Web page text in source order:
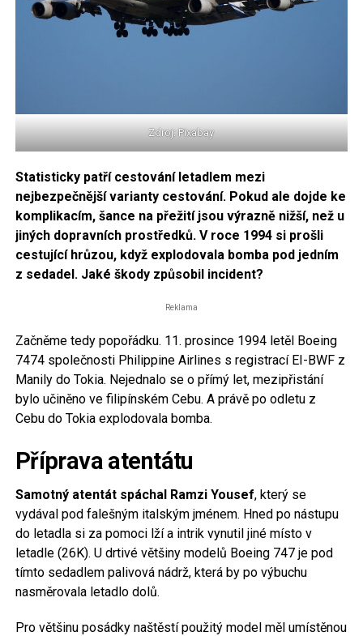
Zdroj: Pixabay
Statisticky patří cestování letadlem mezi
nejbezpečnější varianty cestování. Pokud ale dojde ke
komplikacím, šance na přežití jsou výrazně nižší, než u
jiných dopravních prostředků. V roce 1994 si prošli
cestující hrůzou, když explodovala bomba pod jedním
z sedadel. Jaké škody způsobil incident?
Reklama
Začněme tedy popořádku. 11. prosince 1994 letěl Boeing
7474 společnosti Philippine Airlines s registrací EI-BWF z
Manily do Tokia. Nejednalo se o přímý let, mezipřistání
bylo učiněno ve filipínském Cebu. A právě po odletu z
Cebu do Tokia explodovala bomba.
Příprava atentátu
Samotný atentát spáchal Ramzi Yousef, který se
vydával pod falešným italským jménem. Hned po nástupu
do letadla si za pomoci lží a intrik vynutil jiné místo v
letadle (26K). U drtivé většiny modelů Boeing 747 je pod
tímto sedadlem palivová nádrž, která by po výbuchu
nasměrovala letadlo dolů.
Pro většinu posádky naštěstí použitý model měl umístěnou